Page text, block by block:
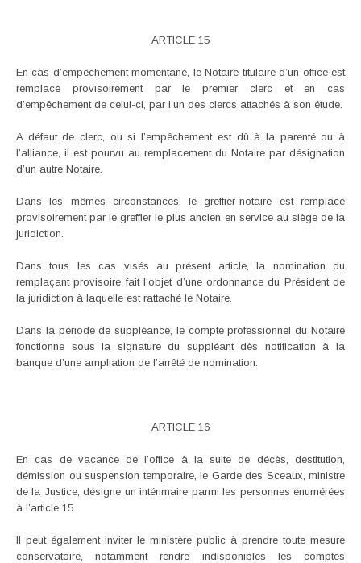
ARTICLE 15
En cas d’empêchement momentané, le Notaire titulaire d’un office est
remplacé provisoirement par le premier clerc et en cas
d’empêchement de celui-ci, par l’un des clercs attachés à son étude.
A défaut de clerc, ou si l’empêchement est dû à la parenté ou à
l’alliance, il est pourvu au remplacement du Notaire par désignation
d’un autre Notaire.
Dans les mêmes circonstances, le greffier-notaire est remplacé
provisoirement par le greffier le plus ancien en service au siège de la
juridiction.
Dans tous les cas visés au présent article, la nomination du
remplaçant provisoire fait l’objet d’une ordonnance du Président de
la juridiction à laquelle est rattaché le Notaire.
Dans la période de suppléance, le compte professionnel du Notaire
fonctionne sous la signature du suppléant dès notification à la
banque d’une ampliation de l’arrêté de nomination.
ARTICLE 16
En cas de vacance de l’office à la suite de décès, destitution,
démission ou suspension temporaire, le Garde des Sceaux, ministre
de la Justice, désigne un intérimaire parmi les personnes énumérées
à l’article 15.
Il peut également inviter le ministère public à prendre toute mesure
conservatoire, notamment rendre indisponibles les comptes